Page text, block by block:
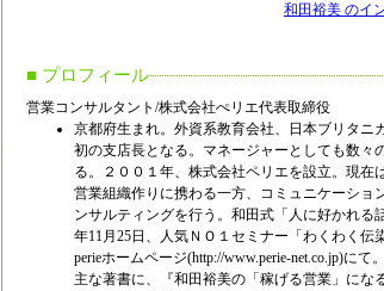
和田裕美 のイ
■ プロフィール
営業コンサルタント/株式会社ぺリエ代表取締役
京都府生まれ。外資系教育会社、日本ブリタニ
初の支店長となる。マネージャーとしても数々
る。２００１年、株式会社ペリエを設立。現在
営業組織作りに携わる一方、コミュニケーショ
ンサルティングを行う。和田式「人に好かれる
年11月25日、人気ＮＯ１セミナー「わくわく伝
perieホームページ(http://www.perie-net.co.jp)にて。
主な著書に、『和田裕美の「稼げる営業」にな